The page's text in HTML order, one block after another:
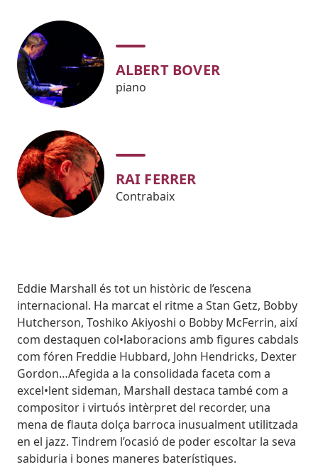
ALBERT BOVER
piano
RAI FERRER
Contrabaix
Body
Eddie Marshall és tot un històric de l’escena
internacional. Ha marcat el ritme a Stan Getz, Bobby
Hutcherson, Toshiko Akiyoshi o Bobby McFerrin, així
com destaquen col•laboracions amb figures cabdals
com fóren Freddie Hubbard, John Hendricks, Dexter
Gordon…Afegida a la consolidada faceta com a
excel•lent sideman, Marshall destaca també com a
compositor i virtuós intèrpret del recorder, una
mena de flauta dolça barroca inusualment utilitzada
en el jazz. Tindrem l’ocasió de poder escoltar la seva
sabiduria i bones maneres baterístiques.